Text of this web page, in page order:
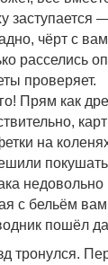
заступается
чёрт с
расселись
проверяет.
Прям как
на
недовольно
с бельём вам
пошёл
тронулся.